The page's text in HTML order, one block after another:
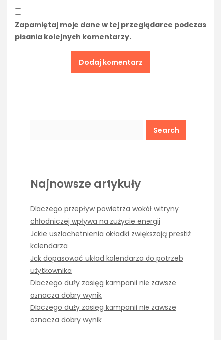
Zapamiętaj moje dane w tej przeglądarce podczas
pisania kolejnych komentarzy.
Najnowsze artykuły
Dlaczego przepływ powietrza wokół witryny
chłodniczej wpływa na zużycie energii
Jakie uszlachetnienia okładki zwiększają prestiż
kalendarza
Jak dopasować układ kalendarza do potrzeb
użytkownika
Dlaczego duży zasięg kampanii nie zawsze
oznacza dobry wynik
Dlaczego duży zasięg kampanii nie zawsze
oznacza dobry wynik